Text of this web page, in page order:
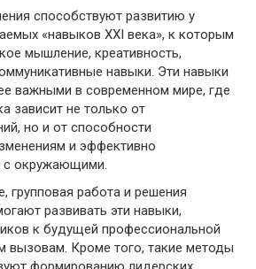
способствуют развитию у
«навыков XXI века», к которым
мышление, креативность,
навыки. Эти навыки
важными в современном мире, где
зависит не только от
но и от способности
и эффективно
с окружающими.
групповая работа и решения
развивать эти навыки,
к будущей профессиональной
вызовам. Кроме того, такие методы